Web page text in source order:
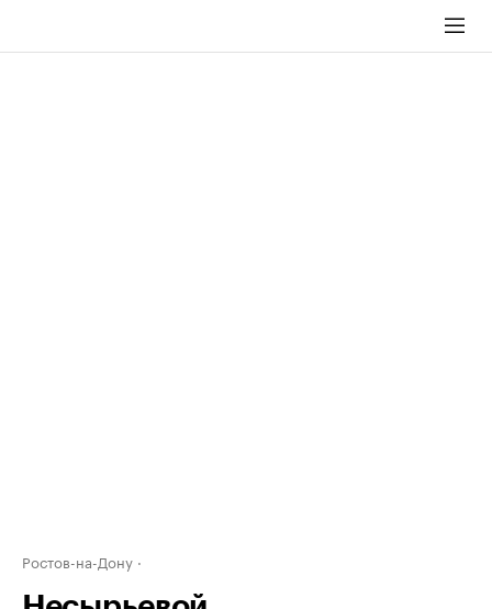
Ростов-на-Дону